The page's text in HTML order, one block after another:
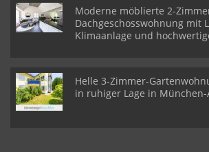
Moderne möblierte 2-
Dachgeschosswohnung mit
Klimaanlage und
Helle 3-Zimmer-
in ruhiger Lage in München-